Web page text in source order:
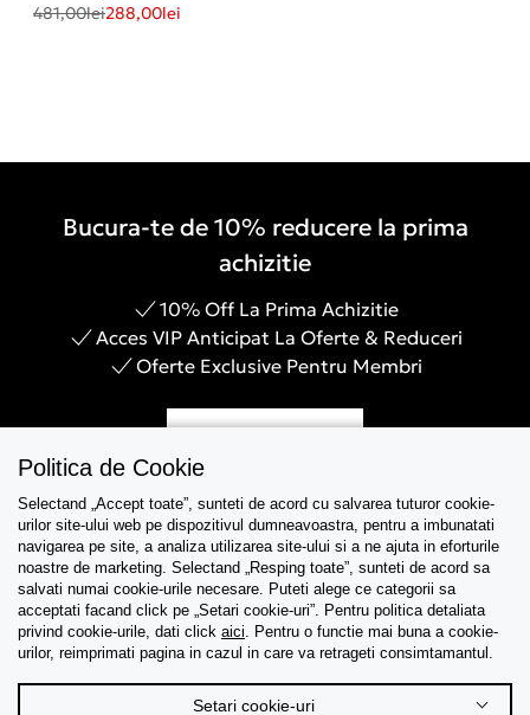
481,00lei288,00lei
Bucura-te de 10% reducere la prima
achizitie
10% Off La Prima Achizitie
Acces VIP Anticipat La Oferte & Reduceri
Oferte Exclusive Pentru Membri
Asistenta
Colectii
Tips & Guides
Politica de Cookie
Selectand „Accept toate”, sunteti de acord cu salvarea tuturor cookie-
urilor site-ului web pe dispozitivul dumneavoastra, pentru a imbunatati
navigarea pe site, a analiza utilizarea site-ului si a ne ajuta in eforturile
noastre de marketing. Selectand „Resping toate”, sunteti de acord sa
salvati numai cookie-urile necesare. Puteti alege ce categorii sa
acceptati facand click pe „Setari cookie-uri”. Pentru politica detaliata
privind cookie-urile, dati click aici. Pentru o functie mai buna a cookie-
urilor, reimprimati pagina in cazul in care va retrageti consimtamantul.
Setari cookie-uri